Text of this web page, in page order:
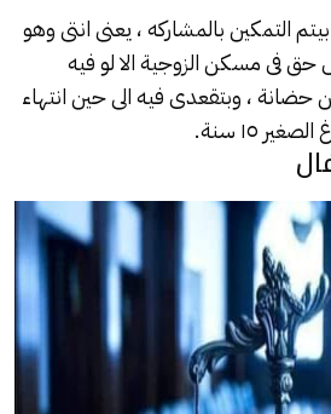
التمكين بالمشاركه ، يعنى انتى وهو
حق فى مسكن الزوجية الا لو فيه
حضانة ، وبتقعدى فيه الى حين انتهاء
١٥ سنة.